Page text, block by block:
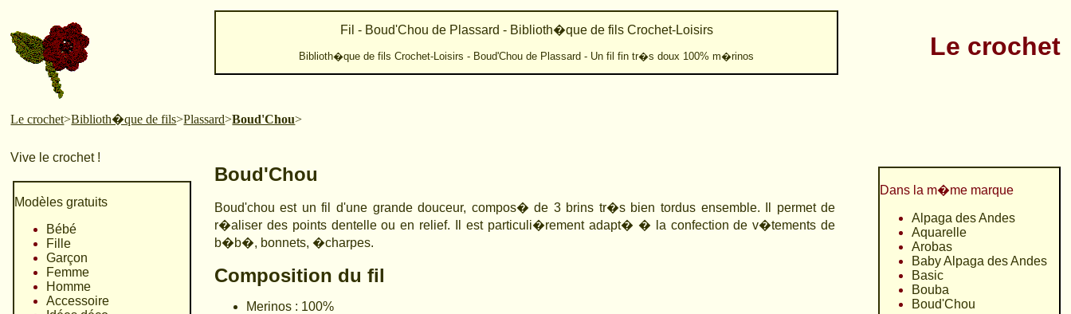
Fil - Boud'Chou de Plassard - Biblioth�que de fils Crochet-Loisirs
Biblioth�que de fils Crochet-Loisirs - Boud'Chou de Plassard - Un fil fin tr�s doux 100% m�rinos Le crochet
Le crochet>Biblioth�que de fils>Plassard>Boud'Chou>
Vive le crochet !
Modèles gratuits
Bébé
Fille
Garçon
Femme
Homme
Accessoire
Boud'Chou
Boud'chou est un fil d'une grande douceur, compos� de 3 brins tr�s bien tordus ensemble. Il permet de
r�aliser des points dentelle ou en relief. Il est particuli�rement adapt� � la confection de v�tements de
b�b�, bonnets, �charpes.
Composition du fil
Merinos : 100%
Dans la m�me marque
Alpaga des Andes
Aquarelle
Arobas
Baby Alpaga des Andes
Basic
Bouba
Boud'Chou